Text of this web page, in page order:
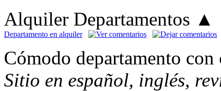
Alquiler Departamentos ▲
Departamento en alquiler
Cómodo departamento con
Sitio en español, inglés,